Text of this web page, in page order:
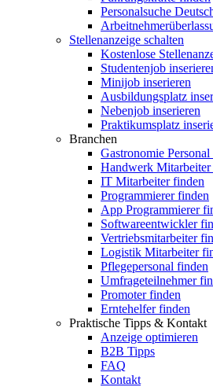
Personalsuche
Stellenanzeige schalten
Kostenlose
Studentenjob
Minijob inserieren
Ausbildungsplatz
Nebenjob inserieren
Praktikumsplatz
Branchen
Gastronomie
Handwerk Mitarbeiter
IT Mitarbeiter finden
Programmierer finden
App Programmierer
Softwareentwickler
Vertriebsmitarbeiter
Logistik Mitarbeiter
Pflegepersonal finden
Umfrageteilnehmer
Promoter finden
Erntehelfer finden
Praktische Tipps & Kontakt
Anzeige optimieren
B2B Tipps
FAQ
Kontakt